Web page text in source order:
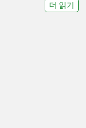
더 읽기